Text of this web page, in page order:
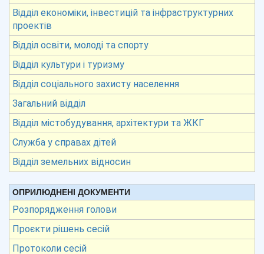
Відділ економіки, інвестицій та інфраструктурних
проектів
Відділ освіти, молоді та спорту
Відділ культури і туризму
Відділ соціального захисту населення
Загальний відділ
Відділ містобудування, архітектури та ЖКГ
Служба у справах дітей
Відділ земельних відносин
ОПРИЛЮДНЕНІ ДОКУМЕНТИ
Розпорядження голови
Проєкти рішень сесій
Протоколи сесій